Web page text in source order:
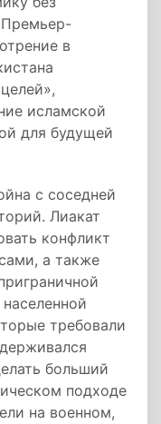
Премьер-
в
исламской
для будущей
с соседней
Лиакат
конфликт
а также
требовали
больший
подходе
на военном,